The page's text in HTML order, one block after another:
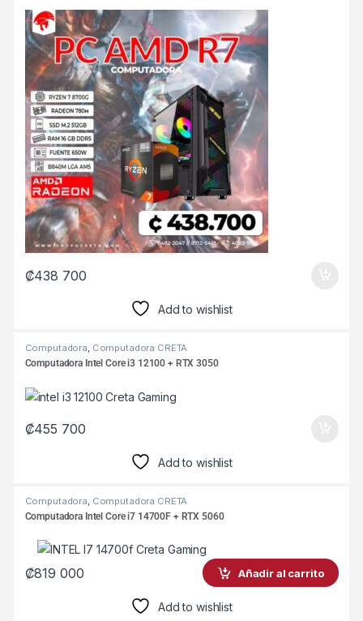
₡438 700
Add to wishlist
Computadora Computadora CRETA
Computadora Intel Core i3 12100 + RTX 3050
₡455 700
Add to wishlist
Computadora, Computadora CRETA
Computadora Intel Core i7 14700F + RTX 5060
₡819 000 Añadir al carrito
Add to wishlist